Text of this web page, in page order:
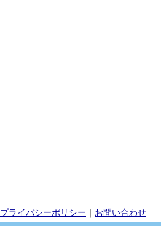
プライバシーポリシー ｜ お問い合わせ